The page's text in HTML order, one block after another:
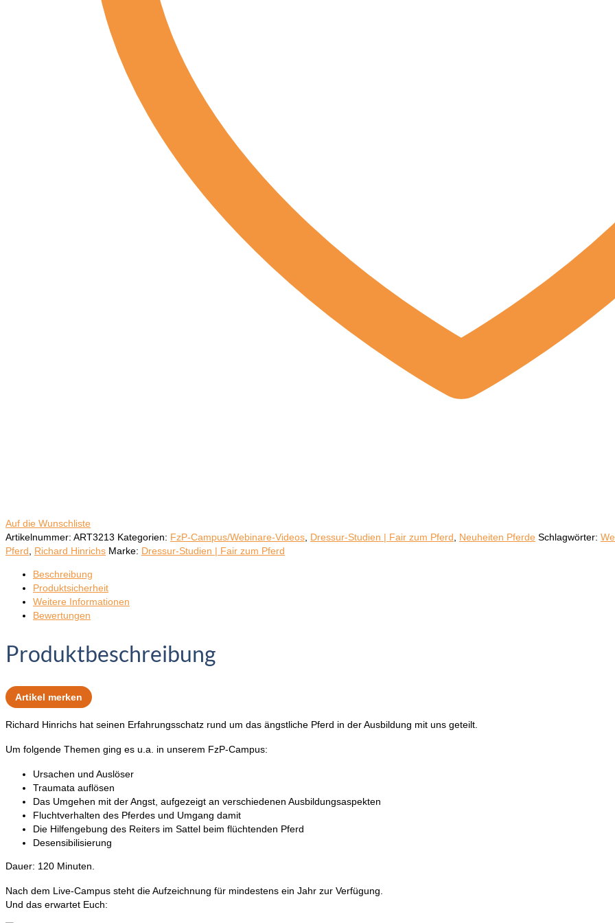
Auf die Wunschliste
Artikelnummer: ART3213 Kategorien: FzP-Campus/Webinare-Videos Dressur-Studien | Fair zum Pferd Neuheiten Pferde Schlagwörter:
Pferd
Richard Hinrichs Marke: Dressur-Studien | Fair zum Pferd
Beschreibung
Produktsicherheit
Weitere Informationen
Bewertungen
Produktbeschreibung
Artikel merken
Richard Hinrichs hat seinen Erfahrungsschatz rund um das ängstliche Pferd in der Ausbildung mit uns geteilt.
Um folgende Themen ging es u.a. in unserem FzP-Campus:
Ursachen und Auslöser
Traumata auflösen
Das Umgehen mit der Angst, aufgezeigt an verschiedenen Ausbildungsaspekten
Fluchtverhalten des Pferdes und Umgang damit
Die Hilfengebung des Reiters im Sattel beim flüchtenden Pferd
Desensibilisierung
Dauer: 120 Minuten.
Nach dem Live-Campus steht die Aufzeichnung für mindestens ein Jahr zur Verfügung.
Und das erwartet Euch: